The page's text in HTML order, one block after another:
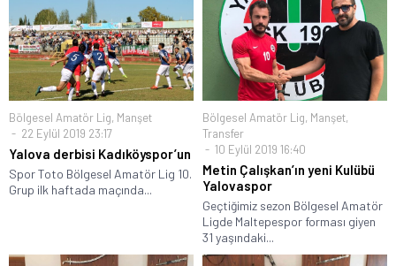
Bölgesel Amatör Lig, Manşet
22 Eylül 2019 23:17
Yalova derbisi Kadıköyspor’un
Spor Toto Bölgesel Amatör Lig 10.
Grup ilk haftada maçında...
Bölgesel Amatör Lig, Manşet,
Transfer
10 Eylül 2019 16:40
Metin Çalışkan’ın yeni Kulübü
Yalovaspor
Geçtiğimiz sezon Bölgesel Amatör
Ligde Maltepespor forması giyen
31 yaşındaki...